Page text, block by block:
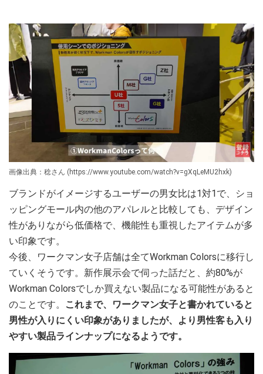
画像出典：稔さん (https://www.youtube.com/watch?v=gXqLeMU2hxk)
ブランドがイメージするユーザーの男女比は1対1で、ショ
ッピングモール内の他のアパレルと比較しても、デザイン
性がありながら低価格で、機能性も重視したアイテムが多
い印象です。
今後、ワークマン女子店舗は全てWorkman Colorsに移行し
ていくそうです。新作展示会で伺った話だと、約80%が
Workman Colorsでしか買えない製品になる可能性があると
のことです。
これまで、ワークマン女子と書かれていると
男性が入りにくい印象がありましたが、より男性客も入り
やすい製品ラインナップになるようです。